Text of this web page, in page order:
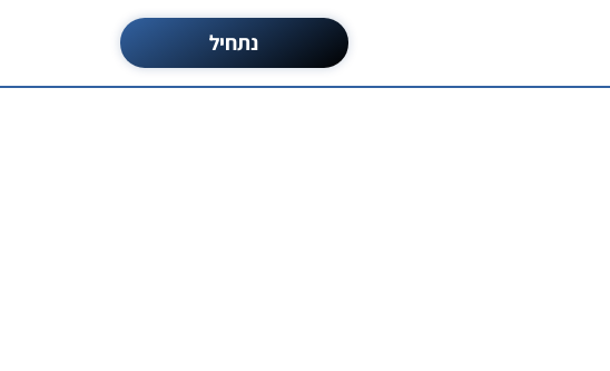
נתחיל